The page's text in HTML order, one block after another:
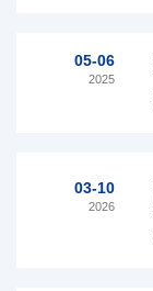
05-06
2025
03-10
2026